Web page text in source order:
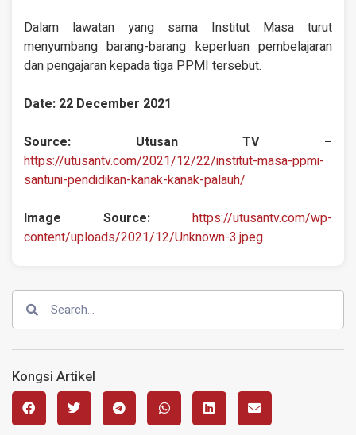
Dalam lawatan yang sama Institut Masa turut
menyumbang barang-barang keperluan pembelajaran
dan pengajaran kepada tiga PPMI tersebut.
Date: 22 December 2021
Source: Utusan TV –
https://utusantv.com/2021/12/22/institut-masa-ppmi-
santuni-pendidikan-kanak-kanak-palauh/
Image Source: https://utusantv.com/wp-
content/uploads/2021/12/Unknown-3.jpeg
Kongsi Artikel